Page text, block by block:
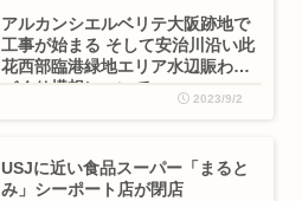
アルカンシエルベリテ大阪跡地で
工事が始まる そして安治川沿い此
花西部臨港緑地エリア水辺賑わい
づくり構想について
2023/9/2
USJに近い食品スーパー「まると
み」シーポート店が閉店